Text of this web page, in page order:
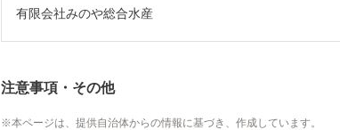
有限会社みのや総合水産
注意事項・その他
本ページは、提供自治体からの情報に基づき、作成しています。